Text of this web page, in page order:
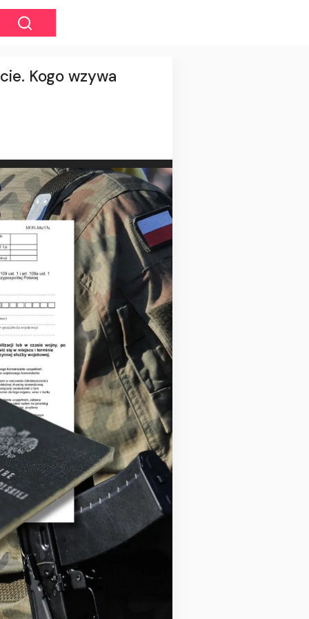
Kogo wzywa